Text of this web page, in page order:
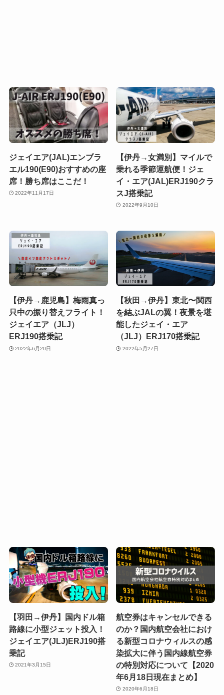
ジェイエア(JAL)エンブラ
エル190(E90)おすすめの座
席！勝ち席はここだ！
2022年11月17日
【伊丹→女満別】マイルで
乗れる季節運航便！ジェ
イ・エア(JAL)ERJ190クラ
スJ搭乗記
2022年9月10日
【伊丹→鹿児島】梅雨真っ
只中の振り替えフライト！
ジェイエア（JLJ）
ERJ190搭乗記
2022年6月20日
【秋田→伊丹】東北〜関西
を結ぶJALの翼！夜景を堪
能したジェイ・エア
（JLJ）ERJ170搭乗記
2022年5月27日
【羽田→伊丹】国内ドル箱
路線に小型ジェット投入！
ジェイエア(JLJ)ERJ190搭
乗記
2021年3月15日
航空券はキャンセルできる
のか？国内航空会社におけ
る新型コロナウィルスの感
染拡大に伴う国内線航空券
の特別対応について【2020
年6月18日現在まとめ】
2020年6月18日